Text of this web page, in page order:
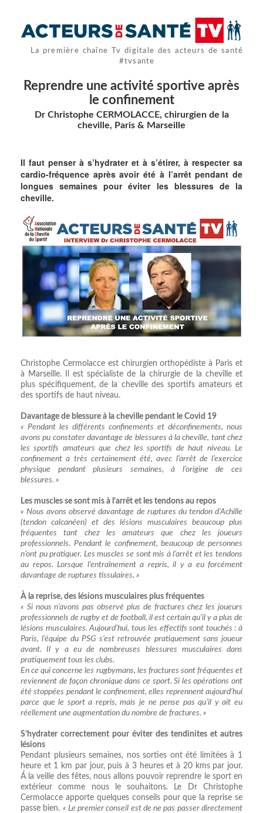
La première chaîne Tv digitale des acteurs de santé
#tvsante
Reprendre une activité sportive après
le confinement
Dr Christophe CERMOLACCE, chirurgien de la
cheville, Paris & Marseille
Il faut penser à s’hydrater et à s’étirer, à respecter sa
cardio-fréquence après avoir été à l’arrêt pendant de
longues semaines pour éviter les blessures de la
cheville.
Christophe Cermolacce est chirurgien orthopédiste à Paris et
à Marseille. Il est spécialiste de la chirurgie de la cheville et
plus spécifiquement, de la cheville des sportifs amateurs et
des sportifs de haut niveau.
Davantage de blessure à la cheville pendant le Covid 19
« Pendant les différents confinements et déconfinements, nous
avons pu constater davantage de blessures à la cheville, tant chez
les sportifs amateurs que chez les sportifs de haut niveau. Le
confinement a très certainement été, avec l’arrêt de l’exercice
physique pendant plusieurs semaines, à l’origine de ces
blessures. »
Les muscles se sont mis à l’arrêt et les tendons au repos
« Nous avons observé davantage de ruptures du tendon d’Achille
(tendon calcanéen) et des lésions musculaires beaucoup plus
fréquentes tant chez les amateurs que chez les joueurs
professionnels. Pendant le confinement, beaucoup de personnes
n’ont pu pratiquer. Les muscles se sont mis à l’arrêt et les tendons
au repos. Lorsque l’entraînement a repris, il y a eu forcément
davantage de ruptures tissulaires. »
À la reprise, des lésions musculaires plus fréquentes
« Si nous n’avons pas observé plus de fractures chez les joueurs
professionnels de rugby et de football, il est certain qu’il y a plus de
lésions musculaires. Aujourd’hui, tous les effectifs sont touchés : à
Paris, l’équipe du PSG s’est retrouvée pratiquement sans joueur
avant. Il y a eu de nombreuses blessures musculaires dans
pratiquement tous les clubs.
En ce qui concerne les rugbymans, les fractures sont fréquentes et
reviennent de façon chronique dans ce sport. Si les opérations ont
été stoppées pendant le confinement, elles reprennent aujourd’hui
parce que le sport a repris, mais je ne pense pas qu’il y ait eu
réellement une augmentation du nombre de fractures. »
S’hydrater correctement pour éviter des tendinites et autres
lésions
Pendant plusieurs semaines, nos sorties ont été limitées à 1
heure et 1 km par jour, puis à 3 heures et à 20 kms par jour.
Á la veille des fêtes, nous allons pouvoir reprendre le sport en
extérieur comme nous le souhaitons. Le Dr Christophe
Cermolacce apporte quelques conseils pour que la reprise se
passe bien. « Le premier conseil est de ne pas passer directement